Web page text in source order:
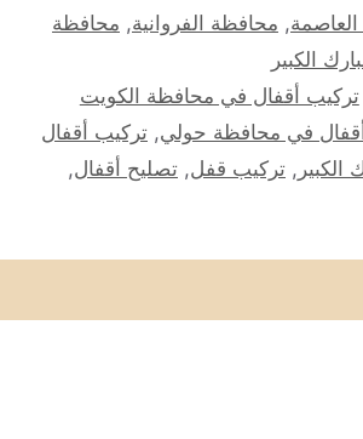
, محافظة الفروانية, محافظة
الكبير
تركيب أقفال في محافظة الكويت
في محافظة حولي, تركيب أقفال
, تركيب قفل, تصليح أقفال,